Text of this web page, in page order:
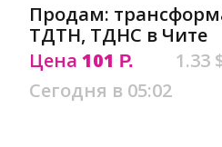
Продам:
ТДТН, ТДНС в Чите
Цена 101 Р.
1.33
Сегодня в 05:02